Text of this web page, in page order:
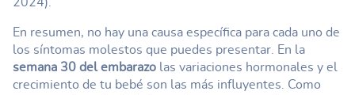
En resumen, no hay una causa específica para cada uno de
los síntomas molestos que puedes presentar. En la
semana 30 del embarazo las variaciones hormonales y el
crecimiento de tu bebé son las más influyentes. Como